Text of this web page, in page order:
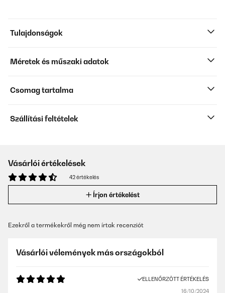
Tulajdonságok
Méretek és műszaki adatok
Csomag tartalma
Szállítási feltételek
Vásárlói értékelések
42 értékelés
Írjon értékelést
Ezekről a termékekről még nem írtak recenziót
Vásárlói vélemények más országokból
ELLENŐRZÖTT ÉRTÉKELÉS
16/10/2024